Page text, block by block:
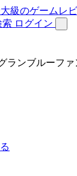
索 ログイン
ランブルーフ